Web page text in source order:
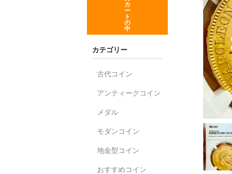
カ
ー
ト
の
中
カテゴリー
古代コイン
アンティークコイン
メダル
モダンコイン
地金型コイン
おすすめコイン